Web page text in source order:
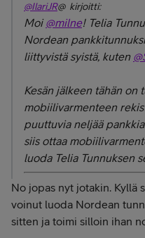
@IlariJR@ kirjoitti:
Moi@milne! Telia
Nordean
liittyvistä syistä, kuten
Kesän jälkeen tähän on
mobiilivarmenteen
puuttuvia neljää
siis ottaa
luoda Telia Tunnuksen
No jopas nyt jotakin. Kyllä
voinut luoda Nordean
sitten ja toimi silloin ihan